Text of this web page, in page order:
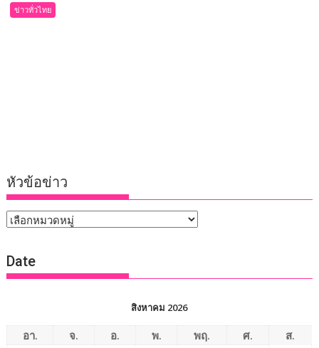
ข่าวทั่วไทย
หัวข้อข่าว
หัวข้อ
Date
สิงหาคม 2026
อา. จ. อ. พ. พฤ. ศ.
ส.